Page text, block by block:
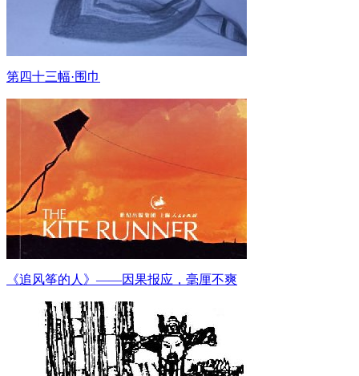
第四十三幅·围巾
《追风筝的人》——因果报应，毫厘不爽